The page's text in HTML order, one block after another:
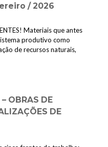
/ 2026
Materiais que antes
produtivo como
de recursos naturais,
OBRAS DE
DE